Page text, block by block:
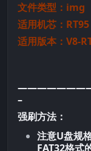
文件类型：img
适用机芯： RT95
适用版本：V8-
–
强刷方法：
注意U盘规
FAT32格式